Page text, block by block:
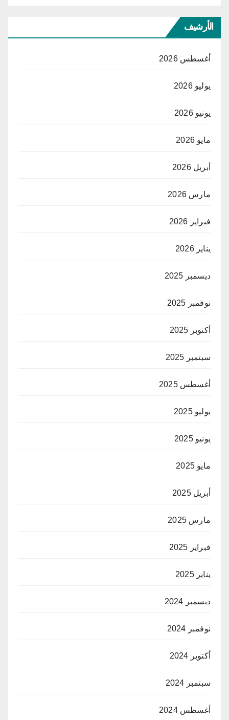
الأرشيف
أغسطس 2026
يوليو 2026
يونيو 2026
مايو 2026
أبريل 2026
مارس 2026
فبراير 2026
يناير 2026
ديسمبر 2025
نوفمبر 2025
أكتوبر 2025
سبتمبر 2025
أغسطس 2025
يوليو 2025
يونيو 2025
مايو 2025
أبريل 2025
مارس 2025
فبراير 2025
يناير 2025
ديسمبر 2024
نوفمبر 2024
أكتوبر 2024
سبتمبر 2024
أغسطس 2024